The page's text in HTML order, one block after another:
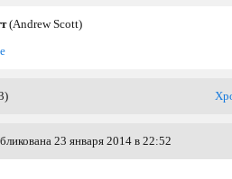
(Andrew Scott)
23 января 2014 в 22:52